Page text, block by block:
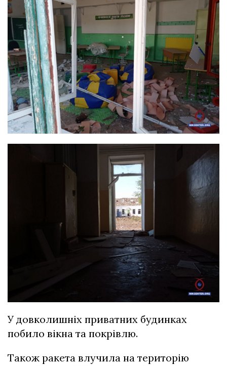
У довколишніх приватних будинках
побило вікна та покрівлю.
Також ракета влучила на територію